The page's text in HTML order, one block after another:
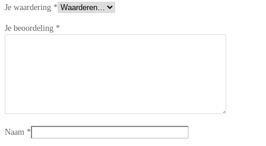
Je waardering *
Je beoordeling *
Naam *